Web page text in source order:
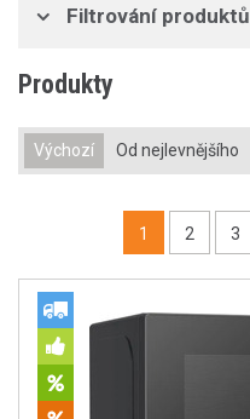
Filtrování produktů
Produkty
Výchozí Od nejlevnějšího
1 2 3